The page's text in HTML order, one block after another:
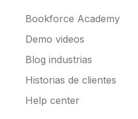
Bookforce Academy
Demo videos
Blog industrias
Historias de clientes
Help center